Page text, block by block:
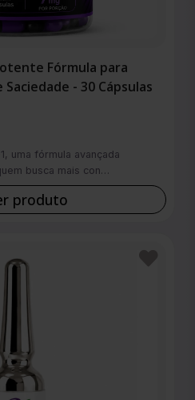
Fórmula para
- 30 Cápsulas
uma fórmula avançada
busca mais con…
produto